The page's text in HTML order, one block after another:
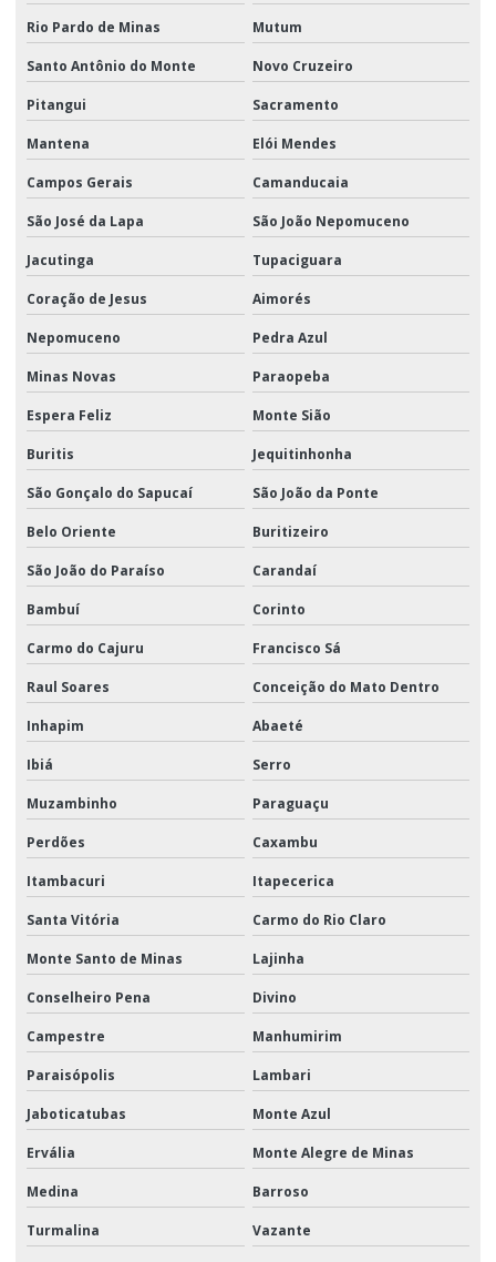
Rio Pardo de Minas Mutum
Santo Antônio do Monte Novo Cruzeiro
Pitangui Sacramento
Mantena Elói Mendes
Campos Gerais Camanducaia
São José da Lapa São João Nepomuceno
Jacutinga Tupaciguara
Coração de Jesus Aimorés
Nepomuceno Pedra Azul
Minas Novas Paraopeba
Espera Feliz Monte Sião
Buritis Jequitinhonha
São Gonçalo do Sapucaí São João da Ponte
Belo Oriente Buritizeiro
São João do Paraíso Carandaí
Bambuí Corinto
Carmo do Cajuru Francisco Sá
Raul Soares Conceição do Mato Dentro
Inhapim Abaeté
Ibiá Serro
Muzambinho Paraguaçu
Perdões Caxambu
Itambacuri Itapecerica
Santa Vitória Carmo do Rio Claro
Monte Santo de Minas Lajinha
Conselheiro Pena Divino
Campestre Manhumirim
Paraisópolis Lambari
Jaboticatubas Monte Azul
Ervália Monte Alegre de Minas
Medina Barroso
Turmalina Vazante